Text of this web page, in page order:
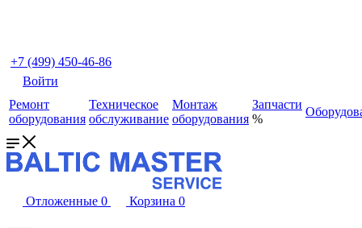
+7 (499) 450-46-86
Войти
Ремонт
оборудования
Техническое
обслуживание
Монтаж
оборудования
Запчасти
%
Отложенные 0 Корзина 0